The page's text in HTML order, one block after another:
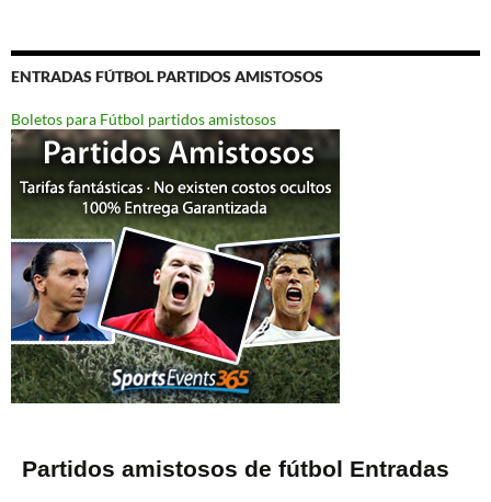
ENTRADAS FÚTBOL PARTIDOS AMISTOSOS
Boletos para Fútbol partidos amistosos